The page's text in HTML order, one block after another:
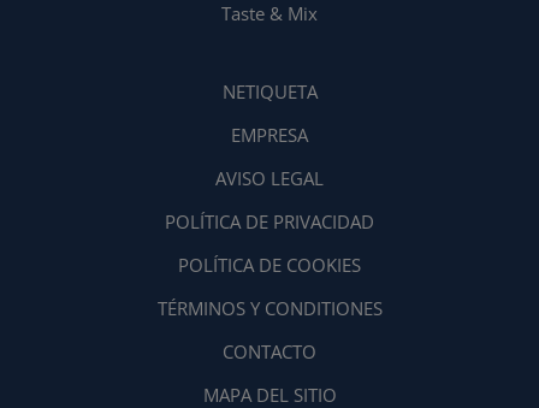
Taste & Mix
NETIQUETA
EMPRESA
AVISO LEGAL
POLÍTICA DE PRIVACIDAD
POLÍTICA DE COOKIES
TÉRMINOS Y CONDITIONES
CONTACTO
MAPA DEL SITIO